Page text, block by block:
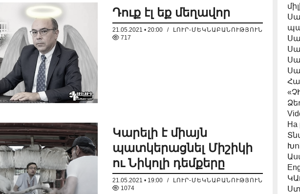
Դուք էլ եք մեղավոր
21.05.2021 • 20:00 /
ԼՈՒՐ-ՄԵԿՆԱԲԱՆՈՒԹՅՈՒՆ
717
Կարելի է միայն
պատկերացնել Միշիկի
ու Նիկոլի դեմքերը
21.05.2021 • 19:00 /
ԼՈՒՐ-ՄԵԿՆԱԲԱՆՈՒԹՅՈՒՆ
1074
На